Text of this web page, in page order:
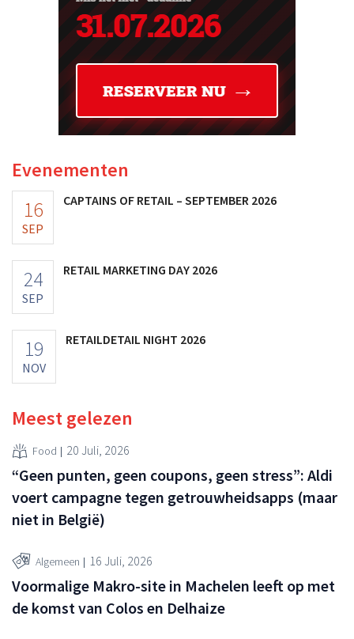
Evenementen
16
SEP
CAPTAINS OF RETAIL – SEPTEMBER 2026
24
SEP
RETAIL MARKETING DAY 2026
19
NOV
RETAILDETAIL NIGHT 2026
Meest gelezen
Food 20 Juli, 2026
“Geen punten, geen coupons, geen stress”: Aldi
voert campagne tegen getrouwheidsapps (maar
niet in België)
Algemeen 16 Juli, 2026
Voormalige Makro-site in Machelen leeft op met
de komst van Colos en Delhaize